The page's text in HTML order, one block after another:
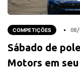
COMPETIÇÕES 08/
Sábado de
Motors em